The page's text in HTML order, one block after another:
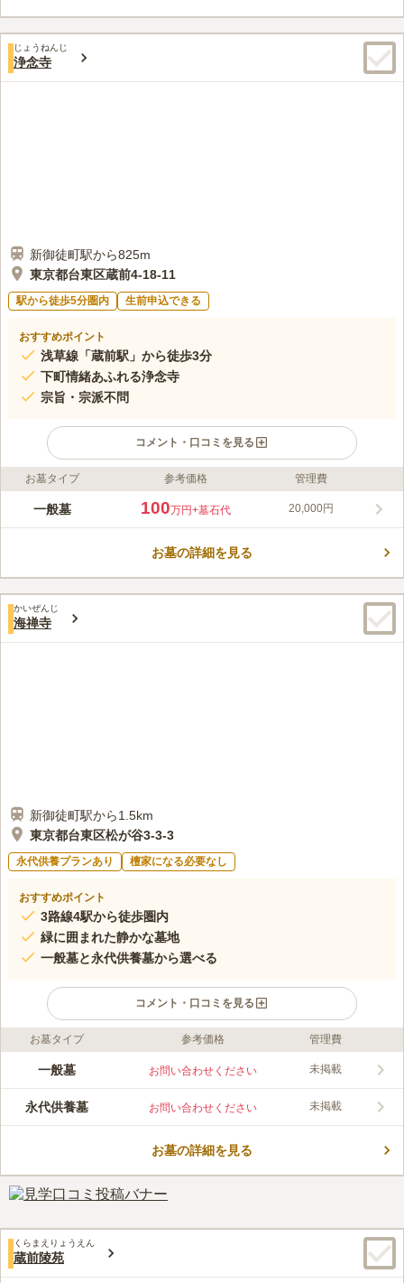
この霊園はまだ誰からも評価されていません。
じょうねんじ
浄念寺
新御徒町駅から825m
東京都台東区蔵前4-18-11
駅から徒歩5分圏内 生前申込できる
おすすめポイント
浅草線「蔵前駅」から徒歩3分
下町情緒あふれる浄念寺
宗旨・宗派不問
コメント・口コミを見る
ライフドット編集部のコメント
地下鉄浅草線・大江戸線の「蔵前駅」や総武線「浅草橋駅」から
良好で、浄念寺は相撲にも縁が深く、第41代横綱千代の山のお墓
口コミ評価
この霊園はまだ誰からも評価されていません。
お墓タイプ 参考価格 管理費
一般墓 100万円+墓石代 20,000円
お墓の詳細を見る
かいぜんじ
海禅寺
新御徒町駅から1.5km
東京都台東区松が谷3-3-3
永代供養プランあり 檀家になる必要なし
おすすめポイント
3路線4駅から徒歩圏内
緑に囲まれた静かな墓地
一般墓と永代供養墓から選べる
コメント・口コミを見る
ライフドット編集部のコメント
海禅寺は東京都台東区にある臨済宗妙心寺派のお寺です。つくば
原町駅」「稲荷町駅」から徒歩約10分、東京メトロ日比谷線「入
谷駅」から徒歩約15分と、複数の路線と駅から徒歩でのアクセス
内は静謐な空気が漂います。一般墓と永代供養墓があり、価格や
この霊園はまだ誰からも評価されていません。
お墓タイプ 参考価格 管理費
一般墓 お問い合わせください 未掲載
永代供養墓 お問い合わせください 未掲載
お墓の詳細を見る
くらまえりょうえん
蔵前陵苑